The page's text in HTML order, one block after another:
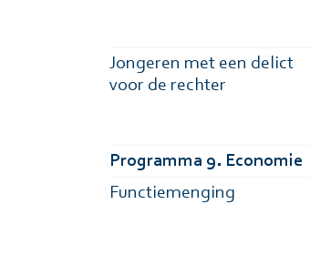
Jongeren met een delict
voor de rechter
Programma 9. Economie
Functiemenging